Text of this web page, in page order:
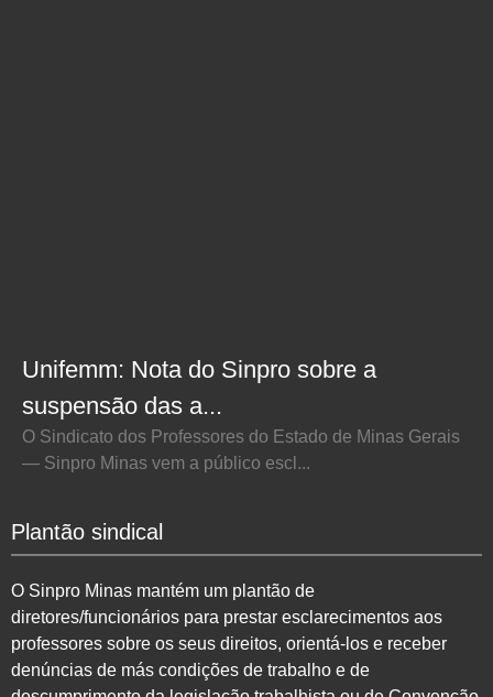
Unifemm: Nota do Sinpro sobre a
suspensão das a...
O Sindicato dos Professores do Estado de Minas Gerais
— Sinpro Minas vem a público escl...
Plantão sindical
O Sinpro Minas mantém um plantão de
diretores/funcionários para prestar esclarecimentos aos
professores sobre os seus direitos, orientá-los e receber
denúncias de más condições de trabalho e de